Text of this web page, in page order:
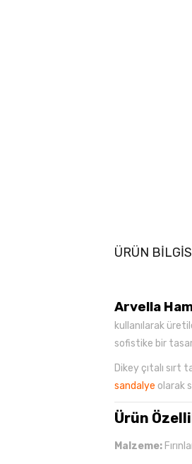
ÜRÜN
Arvella
kullanılarak
sofistike bir
Dikey çıtalı sırt
sandalye olarak
Ürün
Malzeme: